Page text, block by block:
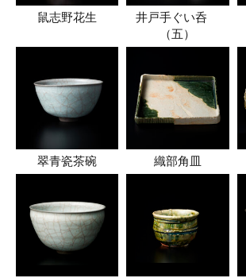
鼠志野花生
井戸手ぐい呑
（五）
翠青瓷茶碗 織部角皿